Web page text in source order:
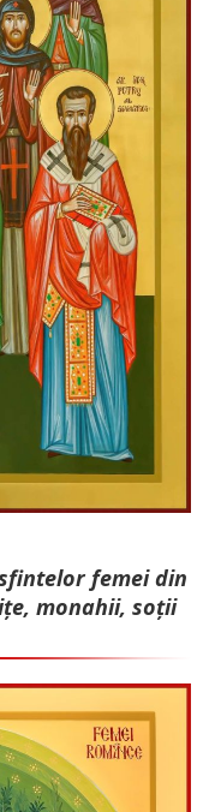
femei din
monahii, soții